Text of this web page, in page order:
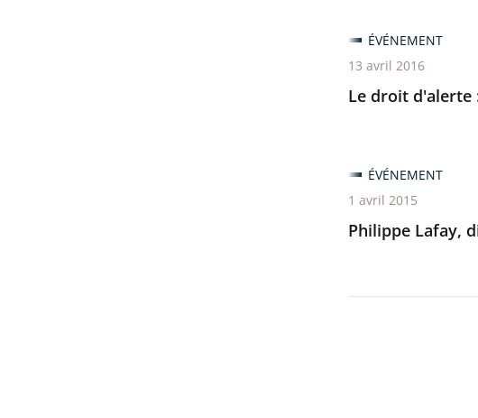
Le droit
ÉVÉNEMENT
13 avril 2016
Philippe Lafay,
ÉVÉNEMENT
1 avril 2015